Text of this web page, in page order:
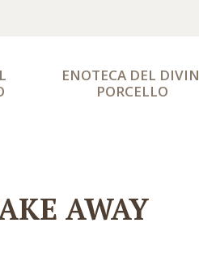
ENOTECA DEL DIVIN
PORCELLO
AWAY